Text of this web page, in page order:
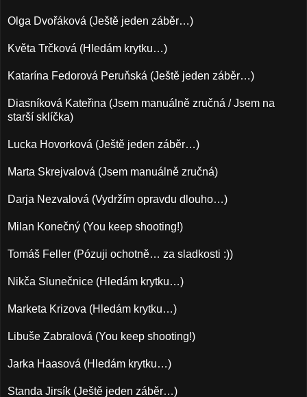
Olga Dvořáková (Ještě jeden záběr…)
Květa Trčková (Hledám krytku…)
Katarína Fedorová Peruňská (Ještě jeden záběr…)
Diasníková Kateřina (Jsem manuálně zručná / Jsem na
starší sklíčka)
Lucka Hovorková (Ještě jeden záběr…)
Marta Skrejvalová (Jsem manuálně zručná)
Darja Nezvalová (Vydržím opravdu dlouho…)
Milan Konečný (You keep shooting!)
Tomáš Feller (Pózuji ochotně… za sladkosti :))
Nikča Slunečnice (Hledám krytku…)
Marketa Krizova (Hledám krytku…)
Libuše Zabralová (You keep shooting!)
Jarka Haasová (Hledám krytku…)
Standa Jirsík (Ještě jeden záběr…)